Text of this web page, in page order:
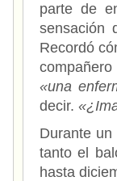
parte de
Recordó
«una
decir.
Durante
tanto el
hasta